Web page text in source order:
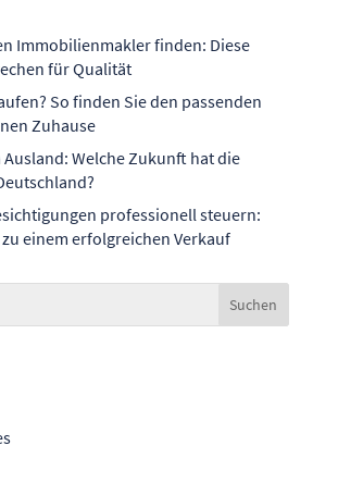
Immobilienmakler finden: Diese
für Qualität
So finden Sie den passenden
Zuhause
Ausland: Welche Zukunft hat die
professionell steuern:
einem erfolgreichen Verkauf